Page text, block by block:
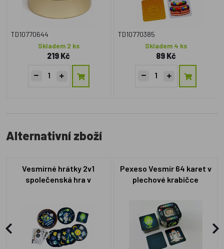
TD10770644
Skladem 2 ks
219 Kč
TD10770385
Skladem 4 ks
89 Kč
Alternativní zboží
Vesmírné hrátky 2v1
společenská hra v
Pexeso Vesmír 64 karet v
plechové krabičce